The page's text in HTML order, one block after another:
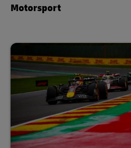
Motorsport